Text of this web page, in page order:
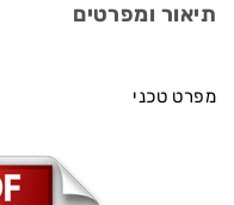
תיאור ומפרטים
מפרט טכני